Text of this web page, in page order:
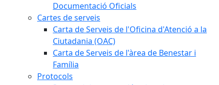
Documentació Oficials
Cartes de serveis
Carta de Serveis de l'Oficina d'Atenció a la
Ciutadania (OAC)
Carta de Serveis de l'àrea de Benestar i
Família
Protocols